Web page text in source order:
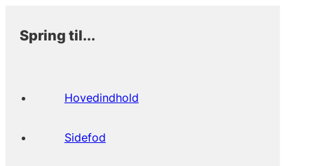
Spring til...
Hovedindhold
Sidefod